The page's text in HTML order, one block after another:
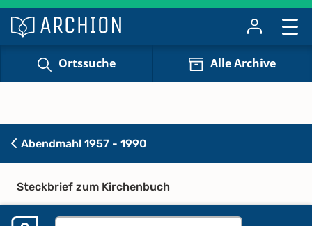
Ortssuche Alle Archive
Abendmahl 1957 - 1990
Steckbrief zum Kirchenbuch